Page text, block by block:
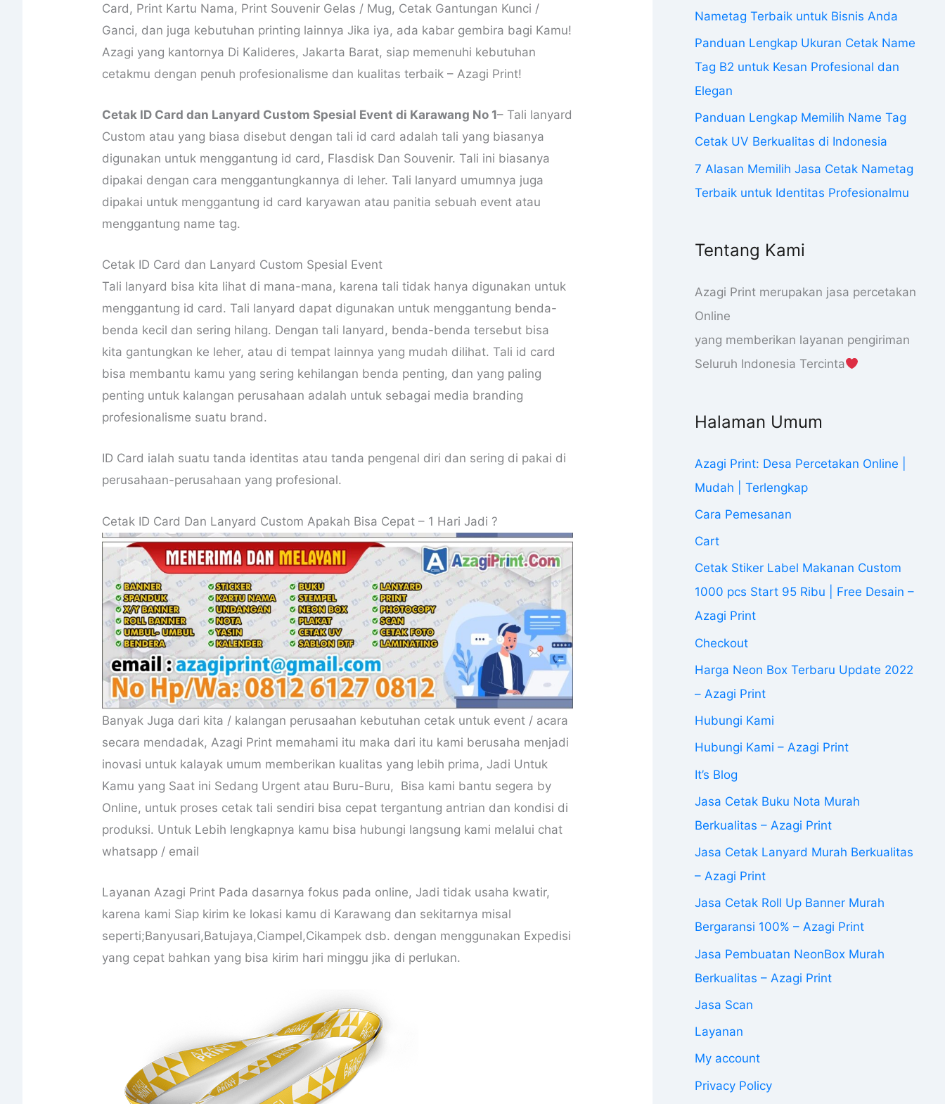
Card, Print Kartu Nama, Print Souvenir Gelas / Mug, Cetak Gantungan Kunci /
Ganci, dan juga kebutuhan printing lainnya Jika iya, ada kabar gembira bagi Kamu!
Azagi yang kantornya Di Kalideres, Jakarta Barat, siap memenuhi kebutuhan
cetakmu dengan penuh profesionalisme dan kualitas terbaik – Azagi Print!
Cetak ID Card dan Lanyard Custom Spesial Event di Karawang No 1– Tali lanyard
Custom atau yang biasa disebut dengan tali id card adalah tali yang biasanya
digunakan untuk menggantung id card, Flasdisk Dan Souvenir. Tali ini biasanya
dipakai dengan cara menggantungkannya di leher. Tali lanyard umumnya juga
dipakai untuk menggantung id card karyawan atau panitia sebuah event atau
menggantung name tag.
Cetak ID Card dan Lanyard Custom Spesial Event
Tali lanyard bisa kita lihat di mana-mana, karena tali tidak hanya digunakan untuk
menggantung id card. Tali lanyard dapat digunakan untuk menggantung benda-
benda kecil dan sering hilang. Dengan tali lanyard, benda-benda tersebut bisa
kita gantungkan ke leher, atau di tempat lainnya yang mudah dilihat. Tali id card
bisa membantu kamu yang sering kehilangan benda penting, dan yang paling
penting untuk kalangan perusahaan adalah untuk sebagai media branding
profesionalisme suatu brand.
ID Card ialah suatu tanda identitas atau tanda pengenal diri dan sering di pakai di
perusahaan-perusahaan yang profesional.
Cetak ID Card Dan Lanyard Custom Apakah Bisa Cepat – 1 Hari Jadi ?
Banyak Juga dari kita / kalangan perusaahan kebutuhan cetak untuk event / acara
secara mendadak, Azagi Print memahami itu maka dari itu kami berusaha menjadi
inovasi untuk kalayak umum memberikan kualitas yang lebih prima, Jadi Untuk
Kamu yang Saat ini Sedang Urgent atau Buru-Buru, Bisa kami bantu segera by
Online, untuk proses cetak tali sendiri bisa cepat tergantung antrian dan kondisi di
produksi. Untuk Lebih lengkapnya kamu bisa hubungi langsung kami melalui chat
whatsapp / email
Layanan Azagi Print Pada dasarnya fokus pada online, Jadi tidak usaha kwatir,
karena kami Siap kirim ke lokasi kamu di Karawang dan sekitarnya misal
seperti;Banyusari,Batujaya,Ciampel,Cikampek dsb. dengan menggunakan Expedisi
yang cepat bahkan yang bisa kirim hari minggu jika di perlukan.
Nametag Terbaik untuk Bisnis Anda
Panduan Lengkap Ukuran Cetak Name
Tag B2 untuk Kesan Profesional dan
Elegan
Panduan Lengkap Memilih Name Tag
Cetak UV Berkualitas di Indonesia
7 Alasan Memilih Jasa Cetak Nametag
Terbaik untuk Identitas Profesionalmu
Tentang Kami
Azagi Print merupakan jasa percetakan
Online
yang memberikan layanan pengiriman
Seluruh Indonesia Tercinta
Halaman Umum
Azagi Print: Desa Percetakan Online |
Mudah | Terlengkap
Cara Pemesanan
Cart
Cetak Stiker Label Makanan Custom
1000 pcs Start 95 Ribu | Free Desain –
Azagi Print
Checkout
Harga Neon Box Terbaru Update 2022
– Azagi Print
Hubungi Kami
Hubungi Kami – Azagi Print
It’s Blog
Jasa Cetak Buku Nota Murah
Berkualitas – Azagi Print
Jasa Cetak Lanyard Murah Berkualitas
– Azagi Print
Jasa Cetak Roll Up Banner Murah
Bergaransi 100% – Azagi Print
Jasa Pembuatan NeonBox Murah
Berkualitas – Azagi Print
Jasa Scan
Layanan
My account
Privacy Policy